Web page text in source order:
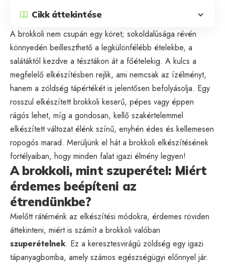
Cikk áttekintése
A brokkoli nem csupán egy köret; sokoldalúsága révén
könnyedén beilleszthető a legkülönfélébb ételekbe, a
salátáktól kezdve a tésztákon át a főételekig. A kulcs a
megfelelő elkészítésben rejlik, ami nemcsak az ízélményt,
hanem a zöldség tápértékét is jelentősen befolyásolja. Egy
rosszul elkészített brokkoli keserű, pépes vagy éppen
rágós lehet, míg a gondosan, kellő szakértelemmel
elkészített változat élénk színű, enyhén édes és kellemesen
ropogós marad. Merüljünk el hát a brokkoli elkészítésének
fortélyaiban, hogy minden falat igazi élmény legyen!
A brokkoli, mint szuperétel: Miért
érdemes beépíteni az
étrendünkbe?
Mielőtt rátérnénk az elkészítési módokra, érdemes röviden
áttekinteni, miért is számít a brokkoli valóban
szuperételnek. Ez a keresztesvirágú zöldség egy igazi
tápanyagbomba, amely számos egészségügyi előnnyel jár.